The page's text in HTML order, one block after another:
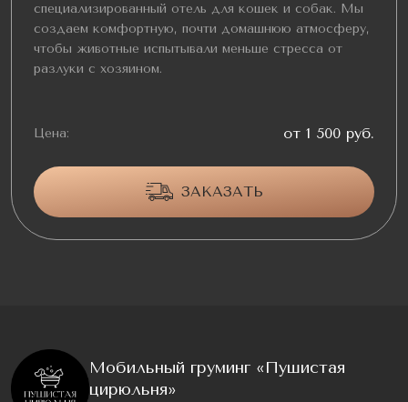
специализированный отель для кошек и собак. Мы
создаем комфортную, почти домашнюю атмосферу,
чтобы животные испытывали меньше стресса от
разлуки с хозяином.
Цена: от 1 500 руб.
ЗАКАЗАТЬ
Мобильный груминг «Пушистая
цирюльня»